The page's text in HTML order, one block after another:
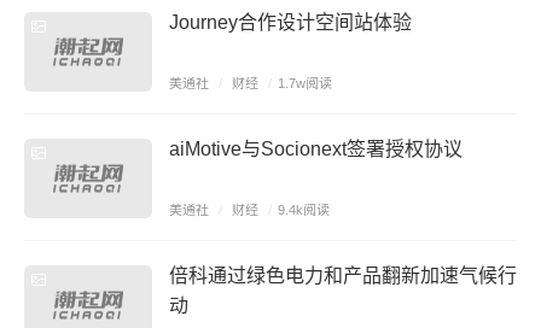
Journey合作设计空间站体验
美通社 / 财经 / 1.7w阅读
aiMotive与Socionext签署授权协议
美通社 / 财经 / 9.4k阅读
倍科通过绿色电力和产品翻新加速气候行
动